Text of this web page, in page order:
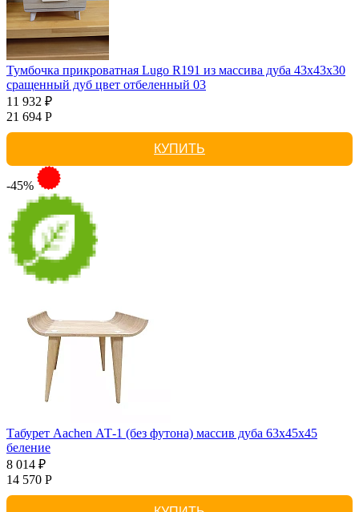
Тумбочка прикроватная Lugo R191 из массива дуба 43х43х30
сращенный дуб цвет отбеленный 03
11 932 ₽
21 694 Р
КУПИТЬ
-45%
Табурет Aachen АТ-1 (без футона) массив дуба 63х45х45
беление
8 014 ₽
14 570 Р